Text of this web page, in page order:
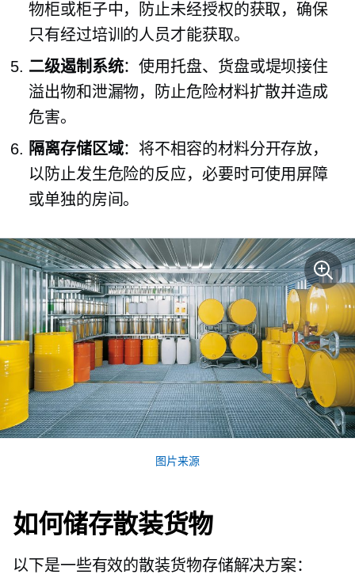
物柜或柜子中，防止未经授权的获取，确保
只有经过培训的人员才能获取。
二级遏制系统：使用托盘、货盘或堤坝接住
溢出物和泄漏物，防止危险材料扩散并造成
危害。
隔离存储区域：将不相容的材料分开存放，
以防止发生危险的反应，必要时可使用屏障
或单独的房间。
图片来源
如何储存散装货物
以下是一些有效的散装货物存储解决方案：